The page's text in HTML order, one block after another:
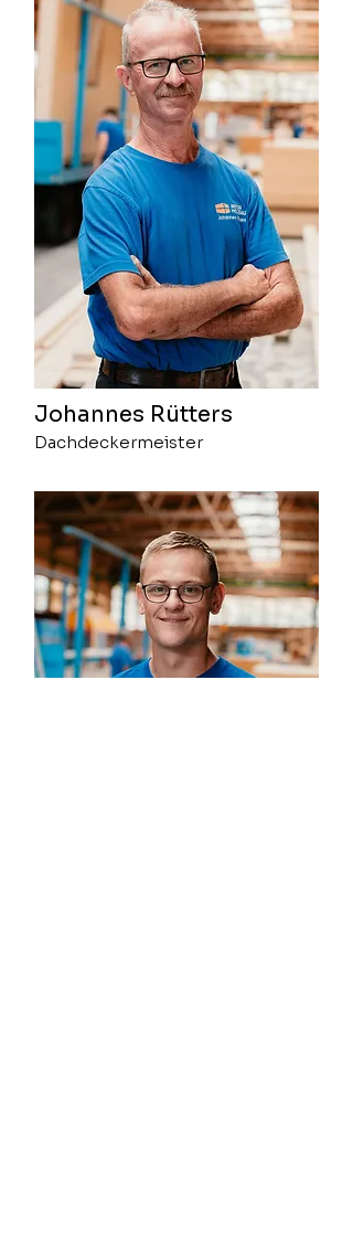
Johannes Rütters
Dachdeckermeister